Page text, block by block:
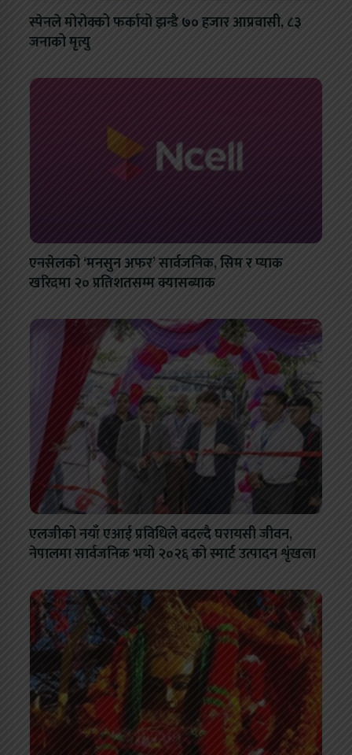
स्पेनले मोरोक्को फर्कायो झन्डै ७० हजार आप्रवासी, ८३
जनाको मृत्यु
एनसेलको ‘मनसुन अफर’ सार्वजनिक, सिम र प्याक
खरिदमा २० प्रतिशतसम्म क्यासब्याक
एलजीको नयाँ एआई प्रविधिले बदल्दै घरायसी जीवन,
नेपालमा सार्वजनिक भयो २०२६ को स्मार्ट उत्पादन शृंखला